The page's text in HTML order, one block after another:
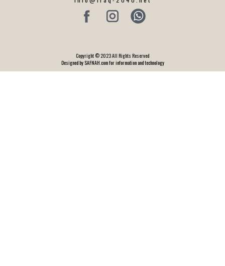
Copyright © 2023 All Rights Reserved
Designed by SAFNAH.com for information and technology